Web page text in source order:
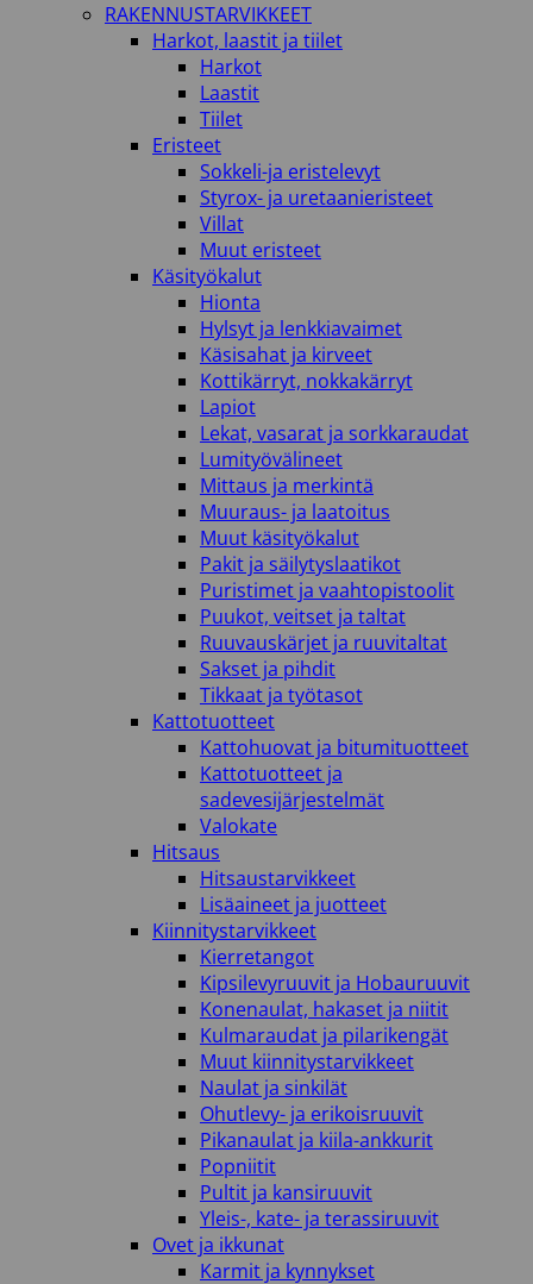
RAKENNUSTARVIKKEET
Harkot, laastit ja tiilet
Harkot
Laastit
Tiilet
Eristeet
Sokkeli-ja eristelevyt
Styrox- ja uretaanieristeet
Villat
Muut eristeet
Käsityökalut
Hionta
Hylsyt ja lenkkiavaimet
Käsisahat ja kirveet
Kottikärryt, nokkakärryt
Lapiot
Lekat, vasarat ja sorkkaraudat
Lumityövälineet
Mittaus ja merkintä
Muuraus- ja laatoitus
Muut käsityökalut
Pakit ja säilytyslaatikot
Puristimet ja vaahtopistoolit
Puukot, veitset ja taltat
Ruuvauskärjet ja ruuvitaltat
Sakset ja pihdit
Tikkaat ja työtasot
Kattotuotteet
Kattohuovat ja bitumituotteet
Kattotuotteet ja
sadevesijärjestelmät
Valokate
Hitsaus
Hitsaustarvikkeet
Lisäaineet ja juotteet
Kiinnitystarvikkeet
Kierretangot
Kipsilevyruuvit ja Hobauruuvit
Konenaulat, hakaset ja niitit
Kulmaraudat ja pilarikengät
Muut kiinnitystarvikkeet
Naulat ja sinkilät
Ohutlevy- ja erikoisruuvit
Pikanaulat ja kiila-ankkurit
Popniitit
Pultit ja kansiruuvit
Yleis-, kate- ja terassiruuvit
Ovet ja ikkunat
Karmit ja kynnykset